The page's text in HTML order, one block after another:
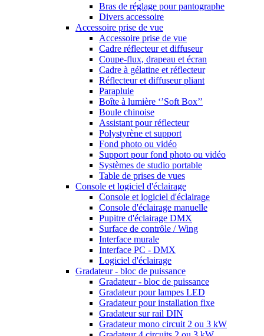
Bras de réglage pour pantographe
Divers accessoire
Accessoire prise de vue
Accessoire prise de vue
Cadre réflecteur et diffuseur
Coupe-flux, drapeau et écran
Cadre à gélatine et réflecteur
Réflecteur et diffuseur pliant
Parapluie
Boîte à lumière ‘’Soft Box’’
Boule chinoise
Assistant pour réflecteur
Polystyrène et support
Fond photo ou vidéo
Support pour fond photo ou vidéo
Systèmes de studio portable
Table de prises de vues
Console et logiciel d'éclairage
Console et logiciel d'éclairage
Console d'éclairage manuelle
Pupitre d'éclairage DMX
Surface de contrôle / Wing
Interface murale
Interface PC - DMX
Logiciel d'éclairage
Gradateur - bloc de puissance
Gradateur - bloc de puissance
Gradateur pour lampes LED
Gradateur pour installation fixe
Gradateur sur rail DIN
Gradateur mono circuit 2 ou 3 kW